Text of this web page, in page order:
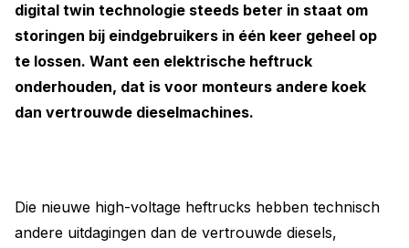
digital twin technologie steeds beter in staat om
storingen bij eindgebruikers in één keer geheel op
te lossen. Want een elektrische heftruck
onderhouden, dat is voor monteurs andere koek
dan vertrouwde dieselmachines.
Die nieuwe high-voltage heftrucks hebben technisch
andere uitdagingen dan de vertrouwde diesels,